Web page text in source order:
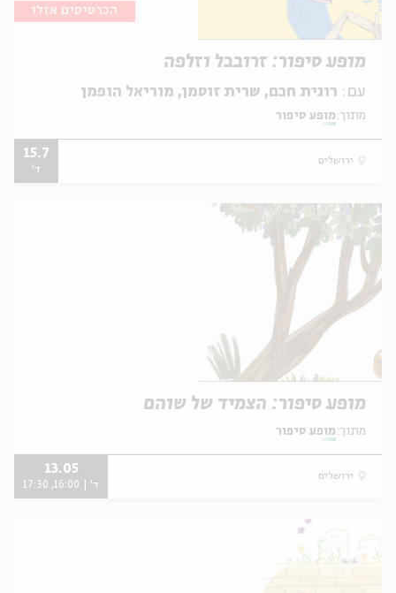
הכרטיסים אזלו
מופע סיפור: זרובבל וזלפה
עם:
מתוך: מופע סיפור
ירושלים
15.7
ד'
מופע סיפור: הצמיד של שוהם
מתוך: מופע סיפור
ירושלים
13.05
ד' | 16:00, 17:30